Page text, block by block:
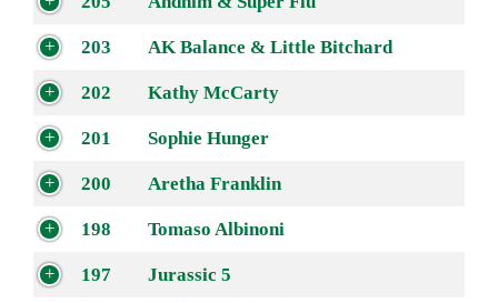
203 AK Balance & Little Bitchard
202 Kathy McCarty
201 Sophie Hunger
200 Aretha Franklin
198 Tomaso Albinoni
197 Jurassic 5